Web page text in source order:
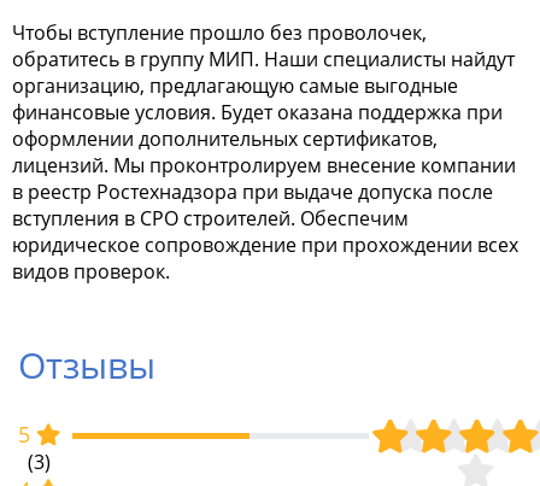
Чтобы вступление прошло без проволочек,
обратитесь в группу МИП. Наши специалисты найдут
организацию, предлагающую самые выгодные
финансовые условия. Будет оказана поддержка при
оформлении дополнительных сертификатов,
лицензий. Мы проконтролируем внесение компании
в реестр Ростехнадзора при выдаче допуска после
вступления в СРО строителей. Обеспечим
юридическое сопровождение при прохождении всех
видов проверок.
Отзывы
5
(3)